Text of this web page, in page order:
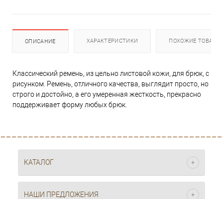
ОПИСАНИЕ ХАРАКТЕРИСТИКИ ПОХОЖИЕ ТОВАРЫ
Классический ремень, из цельно листовой кожи, для брюк, с
рисунком. Ремень, отличного качества, выглядит просто, но
строго и достойно, а его умеренная жесткость, прекрасно
поддерживает форму любых брюк.
КАТАЛОГ
НАШИ ПРЕДЛОЖЕНИЯ